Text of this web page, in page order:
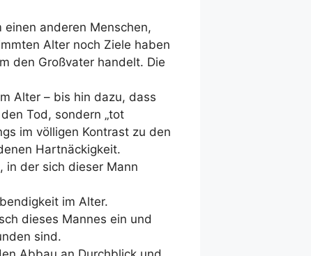
anderen Menschen,
Alter noch Ziele haben
den Großvater handelt. Die
Alter – bis hin dazu, dass
Tod, sondern „tot
im völligen Kontrast zu den
Hartnäckigkeit.
in der sich dieser Mann
im Alter.
dieses Mannes ein und
sind.